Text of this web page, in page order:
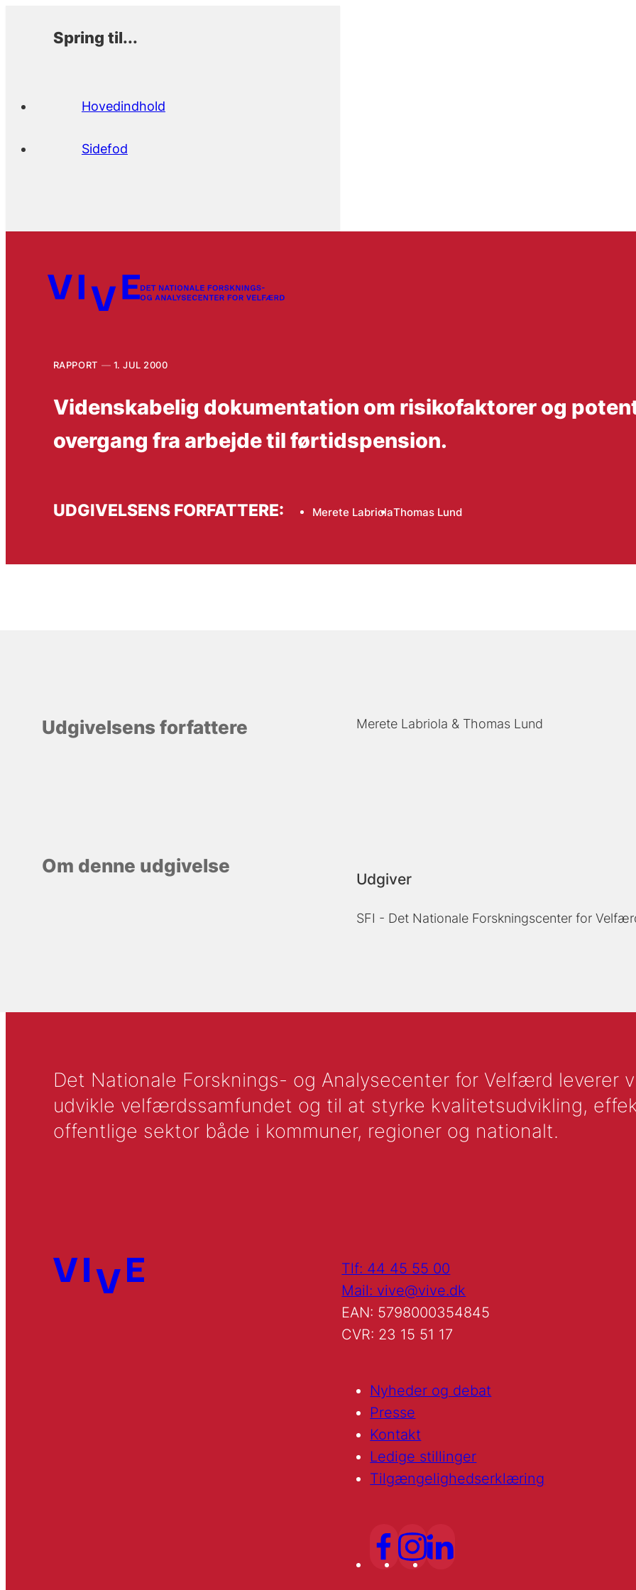
Spring til...
Hovedindhold
Sidefod
RAPPORT 1. JUL 2000
Videnskabelig dokumentation om risikofaktorer og
overgang fra arbejde til førtidspension.
UDGIVELSENS FORFATTERE: Merete LabriolaThomas Lund
Udgivelsens forfattere Merete Labriola Thomas Lund
Om denne udgivelse
Udgiver
SFI - Det Nationale Forskningscenter for
Det Nationale Forsknings- og Analysecenter for Velfærd leverer
udvikle velfærdssamfundet og til at styrke kvalitetsudvikling,
offentlige sektor både i kommuner, regioner og nationalt.
Tlf: 44 45 55 00
Mail: vive@vive.dk
EAN: 5798000354845
CVR: 23 15 51 17
Nyheder og debat
Presse
Kontakt
Ledige stillinger
Tilgængelighedserklæring